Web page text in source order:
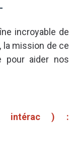
incroyable de
la mission de ce
aider nos
intérac ) :